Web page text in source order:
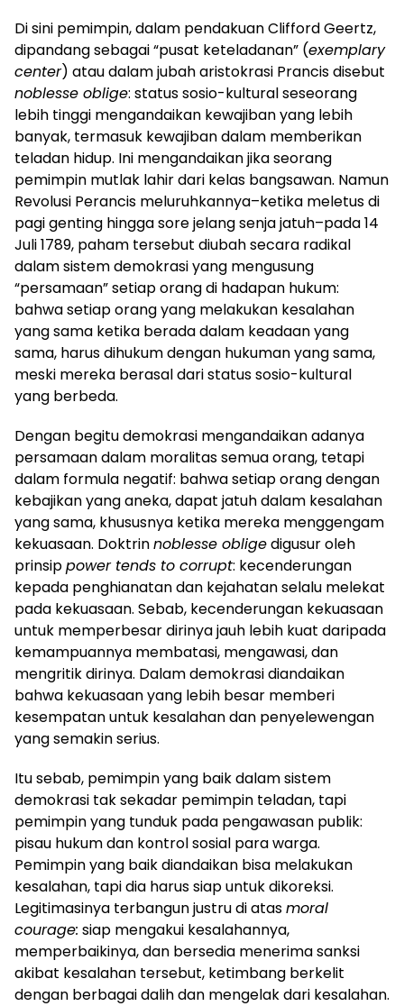
Di sini pemimpin, dalam pendakuan Clifford Geertz,
dipandang sebagai “pusat keteladanan” (exemplary
center) atau dalam jubah aristokrasi Prancis disebut
noblesse oblige: status sosio-kultural seseorang
lebih tinggi mengandaikan kewajiban yang lebih
banyak, termasuk kewajiban dalam memberikan
teladan hidup. Ini mengandaikan jika seorang
pemimpin mutlak lahir dari kelas bangsawan. Namun
Revolusi Perancis meluruhkannya–ketika meletus di
pagi genting hingga sore jelang senja jatuh–pada 14
Juli 1789, paham tersebut diubah secara radikal
dalam sistem demokrasi yang mengusung
“persamaan” setiap orang di hadapan hukum:
bahwa setiap orang yang melakukan kesalahan
yang sama ketika berada dalam keadaan yang
sama, harus dihukum dengan hukuman yang sama,
meski mereka berasal dari status sosio-kultural
yang berbeda.
Dengan begitu demokrasi mengandaikan adanya
persamaan dalam moralitas semua orang, tetapi
dalam formula negatif: bahwa setiap orang dengan
kebajikan yang aneka, dapat jatuh dalam kesalahan
yang sama, khususnya ketika mereka menggengam
kekuasaan. Doktrinnoblesse obligedigusur oleh
prinsippower tends to corrupt: kecenderungan
kepada penghianatan dan kejahatan selalu melekat
pada kekuasaan. Sebab, kecenderungan kekuasaan
untuk memperbesar dirinya jauh lebih kuat daripada
kemampuannya membatasi, mengawasi, dan
mengritik dirinya. Dalam demokrasi diandaikan
bahwa kekuasaan yang lebih besar memberi
kesempatan untuk kesalahan dan penyelewengan
yang semakin serius.
Itu sebab, pemimpin yang baik dalam sistem
demokrasi tak sekadar pemimpin teladan, tapi
pemimpin yang tunduk pada pengawasan publik:
pisau hukum dan kontrol sosial para warga.
Pemimpin yang baik diandaikan bisa melakukan
kesalahan, tapi dia harus siap untuk dikoreksi.
Legitimasinya terbangun justru di atasmoral
courage: siap mengakui kesalahannya,
memperbaikinya, dan bersedia menerima sanksi
akibat kesalahan tersebut, ketimbang berkelit
dengan berbagai dalih dan mengelak dari kesalahan.